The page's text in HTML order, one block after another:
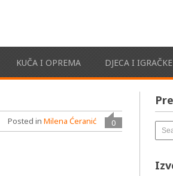
KUČA I OPREMA DJECA I IGRAČKE
0
Posted inMilena Ćeranić